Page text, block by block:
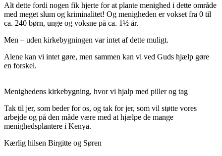
Alt dette fordi nogen fik hjerte for at plante menighed i dette område
med meget slum og kriminalitet! Og menigheden er vokset fra 0 til
ca. 240 børn, unge og voksne på ca. 1½ år.
Men – uden kirkebygningen var intet af dette muligt.
Alene kan vi intet gøre, men sammen kan vi ved Guds hjælp gøre
en forskel.
Menighedens kirkebygning, hvor vi hjalp med piller og tag
Tak til jer, som beder for os, og tak for jer, som vil støtte vores
arbejde og på den måde være med at hjælpe de mange
menighedsplantere i Kenya.
Kærlig hilsen Birgitte og Søren